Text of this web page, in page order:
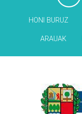
HONI BURUZ
ARAUAK